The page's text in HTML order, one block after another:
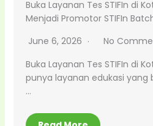
Buka Layanan Tes STIFIn di
Menjadi Promotor STIFIn
June 6, 2026
No
Buka Layanan Tes STIFIn di
punya layanan edukasi yang
…